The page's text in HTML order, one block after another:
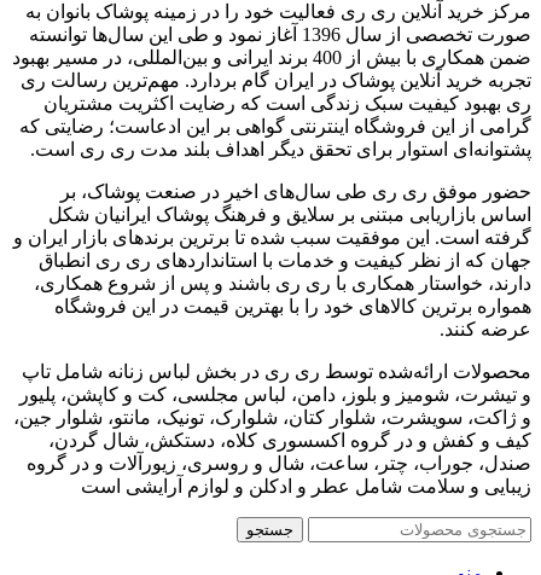
مرکز خرید آنلاین ری ری فعالیت خود را در زمینه پوشاک بانوان به
‌صورت تخصصی از سال 1396 آغاز نمود و طی این سال‌ها توانسته
ضمن همکاری با بیش از 400 برند ایرانی و بین‌المللی، در مسیر بهبود
تجربه خرید آنلاین پوشاک در ایران گام بردارد. مهم‌ترین رسالت ری
ری بهبود کیفیت سبک زندگی است که رضایت اکثریت مشتریان
گرامی از این فروشگاه اینترنتی گواهی بر این ادعاست؛ رضایتی که
پشتوانه‌ای استوار برای تحقق دیگر اهداف بلند مدت ری ری است.
حضور موفق ری ری طی سال‌های اخیر در صنعت پوشاک، بر
اساس بازاریابی مبتنی بر سلایق و فرهنگ پوشاک ایرانیان شکل‌
گرفته است. این موفقیت سبب شده تا برترین برندهای بازار ایران و
جهان که از نظر کیفیت و خدمات با استانداردهای ری ری انطباق
دارند، خواستار همکاری با ری ری باشند و پس از شروع همکاری،
همواره برترین کالاهای خود را با بهترین قیمت در این فروشگاه
عرضه کنند.
محصولات ارائه‌شده توسط ری ری در بخش لباس زنانه شامل تاپ
و تیشرت، شومیز و بلوز، دامن، لباس مجلسی، کت و کاپشن، پلیور
و ژاکت، سویشرت، شلوار کتان، شلوارک، تونیک، مانتو، شلوار جین،
کیف و کفش و در گروه اکسسوری کلاه، دستکش، شال گردن،
صندل، جوراب، چتر، ساعت، شال و روسری، زیورآلات و در گروه
زیبایی و سلامت شامل عطر و ادکلن و لوازم آرایشی است
جستجو